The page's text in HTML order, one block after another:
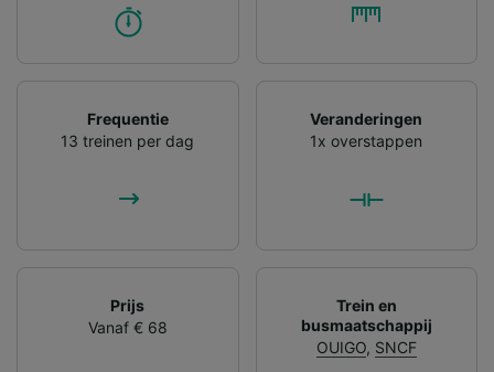
Frequentie
13 treinen per dag
Veranderingen
1x overstappen
Prijs
Vanaf € 68
Trein en
busmaatschappij
OUIGO, SNCF